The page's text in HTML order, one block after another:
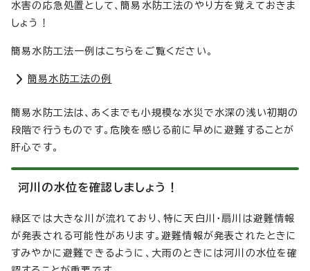
水害の応急処置として、簡易水防工法のやり方を覚えておきま
しょう！
簡易水防工法一例はこちらをご覧ください。
簡易水防工法の例
簡易水防工法は、あくまでも小規模な水災で水深の浅い初期の
段階で行うものです。危険を感じる前に早めに避難することが
肝心です。
河川の水位を確認しましょう！
緑区では大きな川が流れており、特に天白川・扇川は避難情報
が発表される可能性があります。避難情報が発表されたときに
すみやかに避難できるように、大雨のときには河川の水位を確